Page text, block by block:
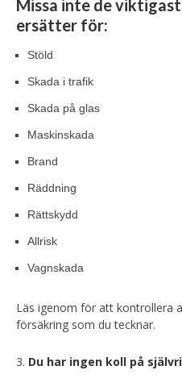
Missa inte de
ersätter för:
Stöld
Skada i trafik
Skada på glas
Maskinskada
Brand
Räddning
Rättskydd
Allrisk
Vagnskada
Läs igenom för att kontrollera
försäkring som du tecknar.
Du har ingen koll på